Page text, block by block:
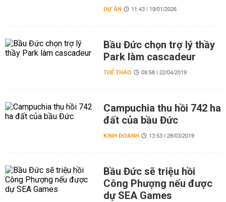
DỰ ÁN 11:43 | 19/01/2026
Bầu Đức chọn trợ lý thầy
Park làm cascadeur
THỂ THAO 09:58 | 22/04/2019
Campuchia thu hồi 742 ha
đất của bầu Đức
KINH DOANH 13:53 | 28/03/2019
Bầu Đức sẽ triệu hồi
Công Phượng nếu được
dự SEA Games